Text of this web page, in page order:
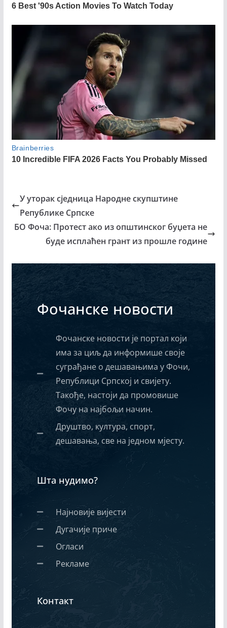
У уторак сједница Народне скупштине
Републике Српске
БО Фоча: Протест ако из општинског буџета не
буде исплаћен грант из прошле године
Фочанске новости
Фочанске новости је портал који
има за циљ да информише своје
суграђане о дешавањима у Фочи,
Републици Српској и свијету.
Такође, настоји да промовише
Фочу на најбољи начин.
Друштво, култура, спорт,
дешавања, све на једном мјесту.
Шта нудимо?
Најновије вијести
Дугачије приче
Огласи
Рекламе
Контакт